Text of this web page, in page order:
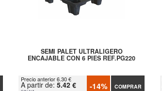
SEMI PALET ULTRALIGERO
ENCAJABLE CON 6 PIES REF.PG220
Precio anterior 6.30 €
A partir de: 5.42 € -14% COMPRAR